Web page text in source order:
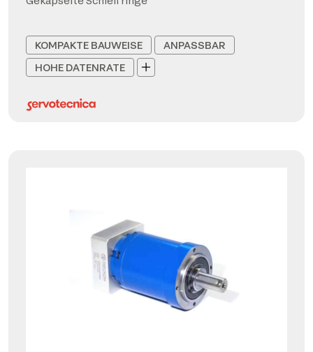
KOMPAKTE BAUWEISE
ANPASSBAR
HOHE DATENRATE